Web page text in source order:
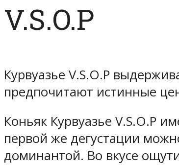
V.S.O.P
Курвуазье V.S.O.P
предпочитают истинные
Коньяк Курвуазье V.S.O.P
первой же дегустации
доминантой. Во вкусе